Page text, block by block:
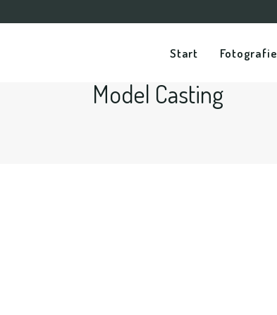
Start Fotografie
Model Casting